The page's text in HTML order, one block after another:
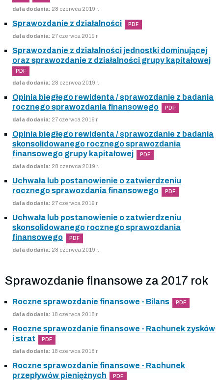
data dodania: 28 czerwca 2019 r.
Sprawozdanie z działalności PDF
data dodania: 27 czerwca 2019 r.
Sprawozdanie z działalności jednostki dominującej
oraz sprawozdanie z działalności grupy kapitałowej
PDF
data dodania: 28 czerwca 2019 r.
Opinia biegłego rewidenta / sprawozdanie z badania
rocznego sprawozdania finansowego
PDF
data dodania: 27 czerwca 2019 r.
Opinia biegłego rewidenta / sprawozdanie z badania
skonsolidowanego rocznego sprawozdania
finansowego grupy kapitałowej
PDF
data dodania: 28 czerwca 2019 r.
Uchwała lub postanowienie o zatwierdzeniu
rocznego sprawozdania finansowego
PDF
data dodania: 27 czerwca 2019 r.
Uchwała lub postanowienie o zatwierdzeniu
skonsolidowanego rocznego sprawozdania
finansowego
PDF
data dodania: 28 czerwca 2019 r.
Sprawozdanie finansowe za 2017 rok
Roczne sprawozdanie finansowe - Bilans PDF
data dodania: 18 czerwca 2018 r.
Roczne sprawozdanie finansowe - Rachunek zysków
i strat
PDF
data dodania: 18 czerwca 2018 r.
Roczne sprawozdanie finansowe - Rachunek
przepływów pieniężnych
PDF